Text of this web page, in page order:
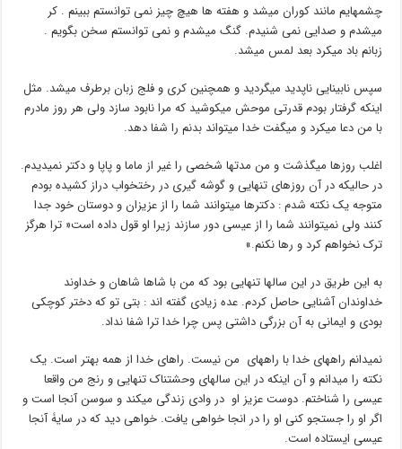
چشمهایم مانند کوران میشد و هفته ها هیچ چیز نمی توانستم ببینم . کر
میشدم و صدایی نمی شنیدم. گنگ میشدم و نمی توانستم سخن بگویم .
زبانم باد میکرد بعد لمس میشد.
سپس نابینایی ناپدید میگردید و همچنین کری و فلج زبان برطرف میشد. مثل
اینکه گرفتار بودم قدرتی موحش میکوشید که مرا نابود سازد ولی هر روز مادرم
با من دعا میکرد و میگفت خدا میتواند بدنم را شفا دهد.
اغلب روزها میگذشت و من مدتها شخصی را غیر از ماما و پاپا و دکتر نمیدیدم.
در حالیکه در آن روزهای تنهایی و گوشه گیری در رختخواب دراز کشیده بودم
متوجه یک نکته شدم : دکترها میتوانند شما را از عزیزان و دوستان خود جدا
کنند ولی نمیتوانند شما را از عیسی دور سازند زیرا او قول داده است« ترا هرگز
ترک نخواهم کرد و رها نکنم.»
به این طریق در این سالها تنهایی بود که من با شاها شاهان و خداوند
خداوندان آشنایی حاصل کردم. عده زیادی گفته اند : بتی تو که دختر کوچکی
بودی و ایمانی به آن بزرگی داشتی پس چرا خدا ترا شفا نداد.
نمیدانم راههای خدا با راههای من نیست. راهای خدا از همه بهتر است. یک
نکته را میدانم و آن اینکه در این سالهای وحشتناک تنهایی و رنج من واقعا
عیسی را شناختم. دوست عزیز او در وادی زندگی میکند و سوسن آنجا است و
اگر او را جستجو کنی او را در انجا خواهی یافت. خواهی دید که در سایۀ آنجا
عیسی ایستاده است.